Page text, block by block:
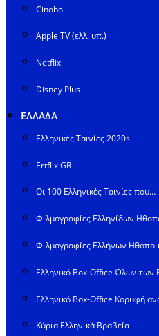
Cinobo
Apple TV (ελλ. υπ.)
Netflix
Disney Plus
ΕΛΛΑΔΑ
Ελληνικές Ταινίες 2020s
Ertflix GR
Οι 100 Ελληνικές Ταινίες που…
Φιλμογραφίες Ελληνίδων
Φιλμογραφίες Ελλήνων
Ελληνικό Box-Office Όλων των
Ελληνικό Box-Office Κορυφή
Κύρια Ελληνικά Βραβεία